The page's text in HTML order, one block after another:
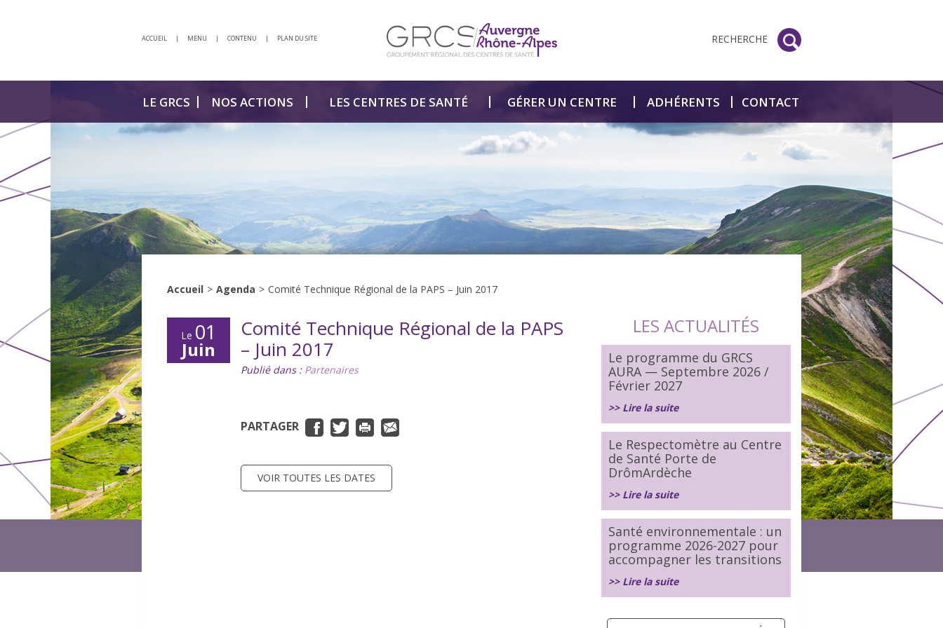
ACCUEIL | MENU | CONTENU | PLAN DU SITE RECHERCHE
LE GRCS NOS ACTIONS LES CENTRES DE SANTÉ GÉRER UN CENTRE ADHÉRENTS CONTACT
Accueil > Agenda > Comité Technique Régional de la PAPS – Juin 2017
Le 01
Juin
Comité Technique Régional de la PAPS
– Juin 2017
Publié dans : Partenaires
PARTAGER
VOIR TOUTES LES DATES
LES ACTUALITÉS
Le programme du GRCS
AURA — Septembre 2026 /
Février 2027
>> Lire la suite
Le Respectomètre au Centre
de Santé Porte de
DrômArdèche
>> Lire la suite
Santé environnementale : un
programme 2026-2027 pour
accompagner les transitions
>> Lire la suite